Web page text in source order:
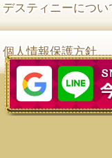
デスティニーについ
個人情報保護方針
©2008-2026 電話